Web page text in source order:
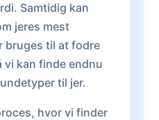
Samtidig kan
jeres mest
bruges til at fodre
vi kan finde endnu
til jer.
hvor vi finder